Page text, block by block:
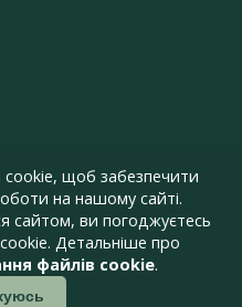
щоб забезпечити
на нашому сайті.
сайтом, ви погоджуєтесь
Детальніше про
файлів cookie.